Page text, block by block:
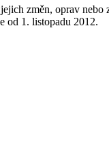
změn, oprav
od 1. listopadu 2012.